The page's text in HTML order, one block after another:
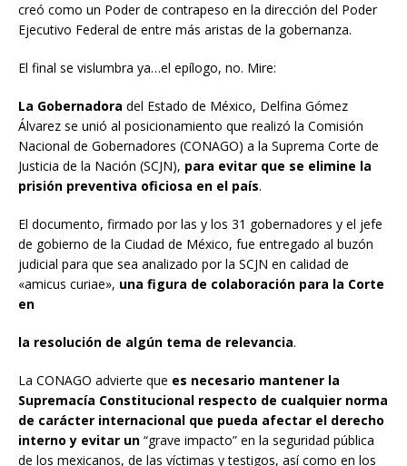
creó como un Poder de contrapeso en la dirección del Poder
Ejecutivo Federal de entre más aristas de la gobernanza.
El final se vislumbra ya…el epílogo, no. Mire:
La Gobernadora del Estado de México, Delfina Gómez
Álvarez se unió al posicionamiento que realizó la Comisión
Nacional de Gobernadores (CONAGO) a la Suprema Corte de
Justicia de la Nación (SCJN), para evitar que se elimine la
prisión preventiva oficiosa en el país.
El documento, firmado por las y los 31 gobernadores y el jefe
de gobierno de la Ciudad de México, fue entregado al buzón
judicial para que sea analizado por la SCJN en calidad de
«amicus curiae», una figura de colaboración para la Corte
en
la resolución de algún tema de relevancia.
La CONAGO advierte que es necesario mantener la
Supremacía Constitucional respecto de cualquier norma
de carácter internacional que pueda afectar el derecho
interno y evitar un “grave impacto” en la seguridad pública
de los mexicanos, de las víctimas y testigos, así como en los